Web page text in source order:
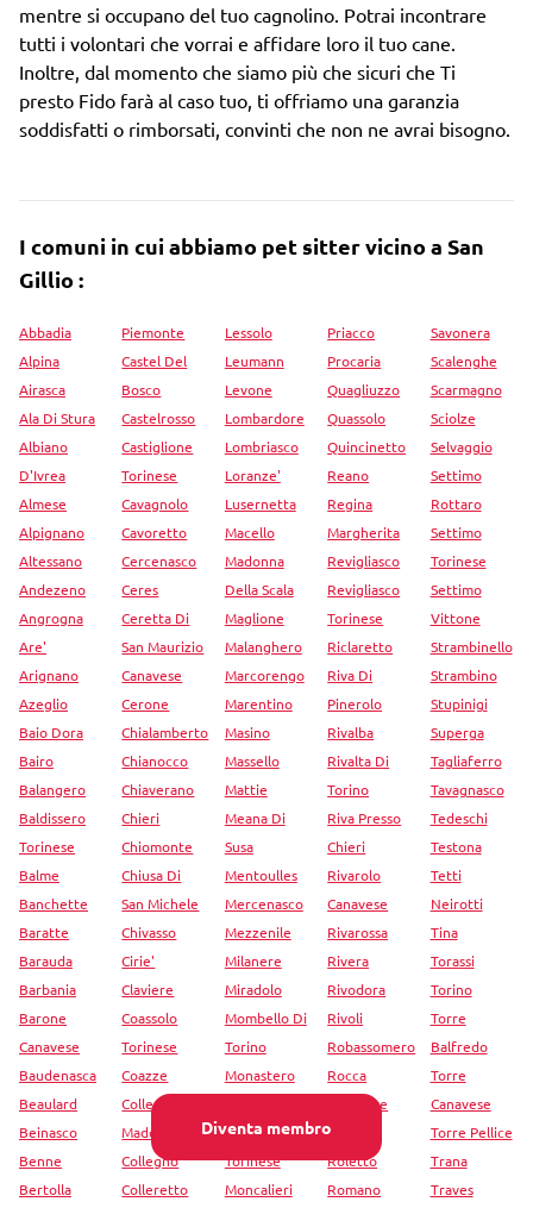
Diventa membro
mentre si occupano del tuo cagnolino. Potrai incontrare
tutti i volontari che vorrai e affidare loro il tuo cane.
Inoltre, dal momento che siamo più che sicuri che Ti
presto Fido farà al caso tuo, ti offriamo una garanzia
soddisfatti o rimborsati, convinti che non ne avrai bisogno.
I comuni in cui abbiamo pet sitter vicino a San
Gillio :
Abbadia
Alpina
Airasca
Ala Di Stura
Albiano
D'Ivrea
Almese
Alpignano
Altessano
Andezeno
Angrogna
Are'
Arignano
Azeglio
Baio Dora
Bairo
Balangero
Baldissero
Torinese
Balme
Banchette
Baratte
Barauda
Barbania
Barone
Canavese
Baudenasca
Beaulard
Beinasco
Benne
Bertolla
Piemonte
Castel Del
Bosco
Castelrosso
Castiglione
Torinese
Cavagnolo
Cavoretto
Cercenasco
Ceres
Ceretta Di
San Maurizio
Canavese
Cerone
Chialamberto
Chianocco
Chiaverano
Chieri
Chiomonte
Chiusa Di
San Michele
Chivasso
Cirie'
Claviere
Coassolo
Torinese
Coazze
Colle Della
Maddalena
Collegno
Colleretto
Lessolo
Leumann
Levone
Lombardore
Lombriasco
Loranze'
Lusernetta
Macello
Madonna
Della Scala
Maglione
Malanghero
Marcorengo
Marentino
Masino
Massello
Mattie
Meana Di
Susa
Mentoulles
Mercenasco
Mezzenile
Milanere
Miradolo
Mombello Di
Torino
Monastero
Monasterolo
Torinese
Moncalieri
Priacco
Procaria
Quagliuzzo
Quassolo
Quincinetto
Reano
Regina
Margherita
Revigliasco
Revigliasco
Torinese
Riclaretto
Riva Di
Pinerolo
Rivalba
Rivalta Di
Torino
Riva Presso
Chieri
Rivarolo
Canavese
Rivarossa
Rivera
Rivodora
Rivoli
Robassomero
Rocca
Canavese
Rodallo
Roletto
Romano
Savonera
Scalenghe
Scarmagno
Sciolze
Selvaggio
Settimo
Rottaro
Settimo
Torinese
Settimo
Vittone
Strambinello
Strambino
Stupinigi
Superga
Tagliaferro
Tavagnasco
Tedeschi
Testona
Tetti
Neirotti
Tina
Torassi
Torino
Torre
Balfredo
Torre
Canavese
Torre Pellice
Trana
Traves